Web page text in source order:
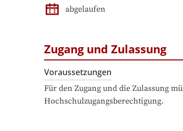
abgelaufen
Zugang und Zulassung
Voraussetzungen
Für den Zugang und die Zulassung
Hochschulzugangsberechtigung.